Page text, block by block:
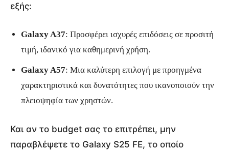
εξής:
Galaxy A37: Προσφέρει ισχυρές επιδόσεις σε προσιτή
τιμή, ιδανικό για καθημερινή χρήση.
Galaxy A57: Μια καλύτερη επιλογή με προηγμένα
χαρακτηριστικά και δυνατότητες που ικανοποιούν την
πλειοψηφία των χρηστών.
Και αν το budget σας το επιτρέπει, μην
παραβλέψετε το Galaxy S25 FE, το οποίο